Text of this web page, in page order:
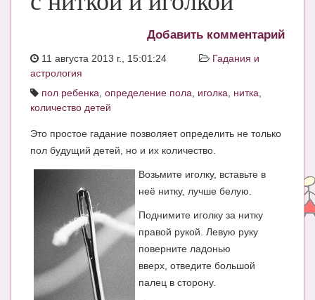
ЧАТ
КНИГИ
Рекомендовано
Сказки
МОДА И КРАСОТА
КОНКУРСЫ
СООБЩЕСТВА
БЛОГИ
Добавить комментарий
11 августа 2013 г., 15:01:24
Гадания и
астрология
пол ребенка определение пола иголка нитка
количество детей
Это простое гадание позволяет определить не только
пол будущий детей, но и их количество.
Возьмите иголку, вставьте в
неё нитку, лучше белую.
Поднимите иголку за нитку
правой рукой. Левую руку
поверните ладонью
вверх, отведите большой
палец в сторону.